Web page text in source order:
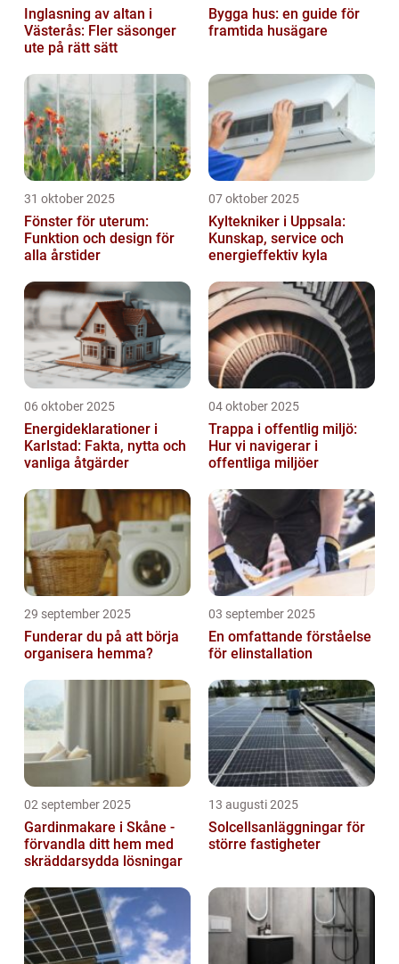
Inglasning av altan i
Västerås: Fler säsonger
ute på rätt sätt
Bygga hus: en guide för
framtida husägare
31 oktober 2025
Fönster för uterum:
Funktion och design för
alla årstider
07 oktober 2025
Kyltekniker i Uppsala:
Kunskap, service och
energieffektiv kyla
06 oktober 2025
Energideklarationer i
Karlstad: Fakta, nytta och
vanliga åtgärder
04 oktober 2025
Trappa i offentlig miljö:
Hur vi navigerar i
offentliga miljöer
29 september 2025
Funderar du på att börja
organisera hemma?
03 september 2025
En omfattande förståelse
för elinstallation
02 september 2025
Gardinmakare i Skåne -
förvandla ditt hem med
skräddarsydda lösningar
13 augusti 2025
Solcellsanläggningar för
större fastigheter